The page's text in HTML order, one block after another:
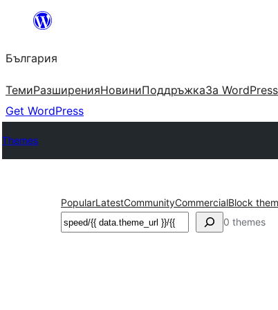
България
ТемиРазширенияНовиниПоддръжкаЗа WordPress
Get WordPress
Themes
PopularLatestCommunityCommercialBlock
Търсене 0 themes